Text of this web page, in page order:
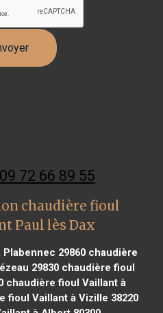
72 66 89 55
chaudière fioul
Paul lès Dax
29860 chaudière
29830 chaudière fioul
chaudière fioul Vaillant à
fioul Vaillant à Vizille 38220